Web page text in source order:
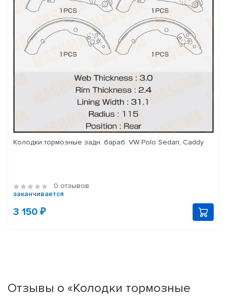
Колодки тормозные задн. бараб. VW Polo Sedan, Caddy
0 отзывов
заканчивается
3 150 ₽
Отзывы о «Колодки тормозные